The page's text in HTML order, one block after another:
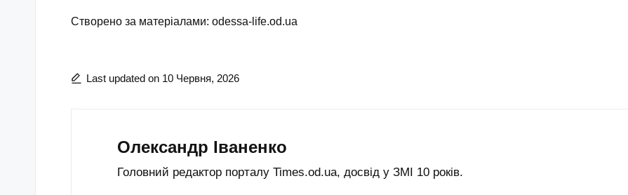
Створено за матеріалами: odessa-life.od.ua
Last updated on 10 Червня, 2026
Олександр Іваненко
Головний редактор порталу Times.od.ua, досвід у ЗМІ 10 років.